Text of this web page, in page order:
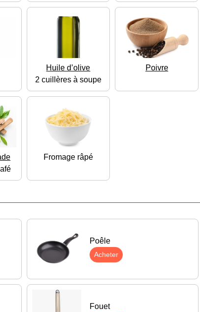
Huile d’olive
2 cuillères à soupe
Poivre
Fromage râpé
Poêle
Acheter
Fouet